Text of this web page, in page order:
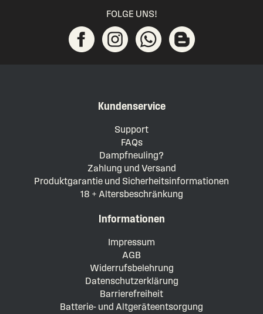
FOLGE UNS!
Kundenservice
Support
FAQs
Dampfneuling?
Zahlung und Versand
Produktgarantie und Sicherheitsinformationen
18 + Altersbeschränkung
Informationen
Impressum
AGB
Widerrufsbelehrung
Datenschutzerklärung
Barrierefreiheit
Batterie- und Altgeräteentsorgung